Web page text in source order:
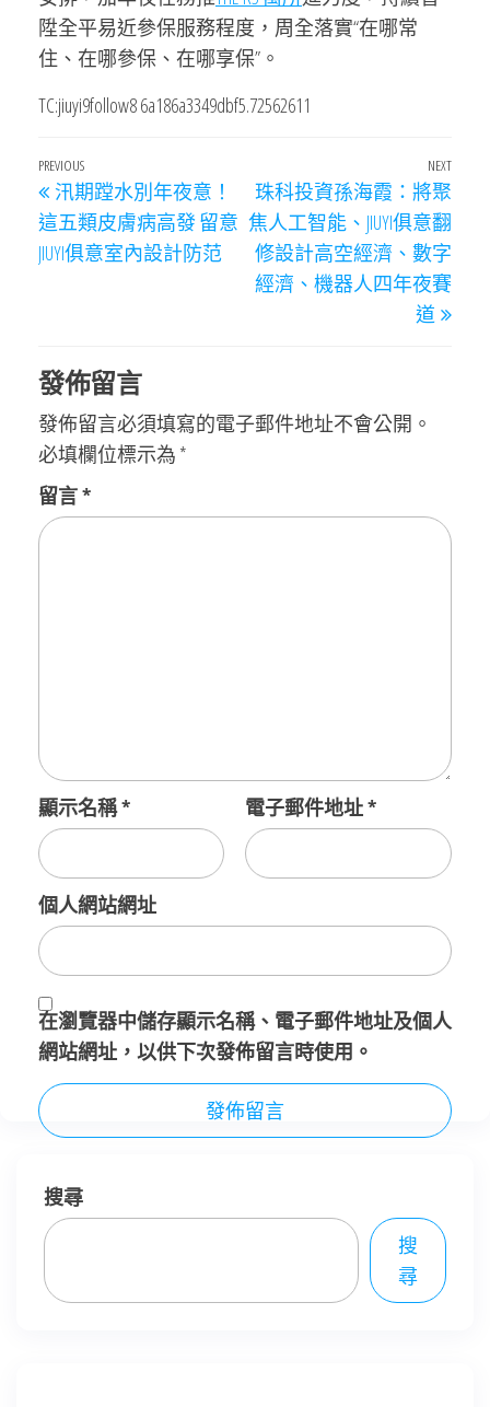
陞全平易近參保服務程度，周全落實“在哪常
住、在哪參保、在哪享保”。
TC:jiuyi9follow8 6a186a3349dbf5.72562611
文
章
導
覽
Previous
Post
PREVIOUS
汛期蹚水別年夜意！
這五類皮膚病高發 留意
JIUYI俱意室內設計防范
Next
NEXT
珠科投資孫海霞：將聚
焦人工智能、JIUYI俱意翻
修設計高空經濟、數字
經濟、機器人四年夜賽
道
發佈留言
發佈留言必須填寫的電子郵件地址不會公開。
必填欄位標示為 *
留言*
顯示名稱* 電子郵件地址*
個人網站網址
在瀏覽器中儲存顯示名稱、電子郵件地址及個人
網站網址，以供下次發佈留言時使用。
搜尋
搜
尋